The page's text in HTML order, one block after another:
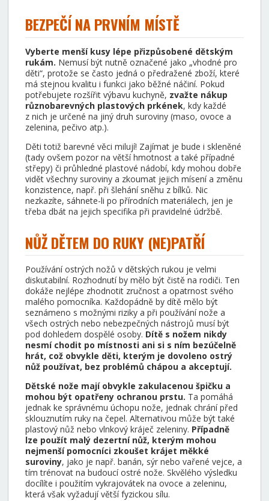
BEZPEČÍ NA PRVNÍM MÍSTĚ
Vyberte menší kusy lépe přizpůsobené dětským
rukám. Nemusí být nutně označené jako „vhodné pro
děti“, protože se často jedná o předražené zboží, které
má stejnou kvalitu i funkci jako běžné náčiní. Pokud
potřebujete rozšířit výbavu kuchyně, zvažte nákup
různobarevných plastových prkének, kdy každé
z nich je určené na jiný druh suroviny (maso, ovoce a
zelenina, pečivo atp.).
Děti totiž barevné věci milují! Zajímat je bude i skleněné
(tady ovšem pozor na větší hmotnost a také případné
střepy) či průhledné plastové nádobí, kdy mohou dobře
vidět všechny suroviny a zkoumat jejich mísení a změnu
konzistence, např. při šlehání sněhu z bílků. Nic
nezkazíte, sáhnete-li po přírodních materiálech, jen je
třeba dbát na jejich specifika při pravidelné údržbě.
NŮŽ DĚTEM DO RUKY (NE)PATŘÍ
Používání ostrých nožů v dětských rukou je velmi
diskutabilní. Rozhodnutí by mělo být čistě na rodiči. Ten
dokáže nejlépe zhodnotit zručnost a opatrnost svého
malého pomocníka. Každopádně by dítě mělo být
seznámeno s možnými riziky a při používání nože a
všech ostrých nebo nebezpečných nástrojů musí být
pod dohledem dospělé osoby. Dítě s nožem nikdy
nesmí chodit po místnosti ani si s ním bezúčelně
hrát, což obvykle děti, kterým je dovoleno ostrý
nůž používat, bez problémů chápou a akceptují.
Dětské nože mají obvykle zakulacenou špičku a
mohou být opatřeny ochranou prstu. Ta pomáhá
jednak ke správnému úchopu nože, jednak chrání před
sklouznutím ruky na čepel. Alternativou může být také
plastový nůž nebo vlnkový kráječ zeleniny. Případně
lze použít malý dezertní nůž, kterým mohou
nejmenší pomocníci zkoušet krájet měkké
suroviny, jako je např. banán, sýr nebo vařené vejce, a
tím trénovat na budoucí ostré nože. Skvělého výsledku
docílíte i použitím vykrajovátek na ovoce a zeleninu,
která však vyžadují větší fyzickou sílu.